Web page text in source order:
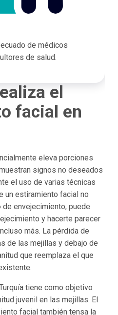
de médicos
de salud.
el
facial en
eleva porciones
signos no deseados
el uso de varias técnicas
un estiramiento facial no
envejecimiento, puede
y hacerte parecer
más. La pérdida de
de las mejillas y debajo de
que reemplaza el que
tiene como objetivo
juvenil en las mejillas. El
facial también tensa la